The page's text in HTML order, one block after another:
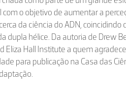
o objetivo de aumentar a
da ciência do ADN, coincidindo
dupla hélice. Da autoria de Drew
Eliza Hall Institute a quem
para publicação na Casa das